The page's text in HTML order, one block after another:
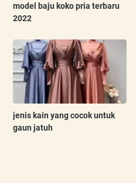
model baju koko pria terbaru
2022
jenis kain yang cocok untuk
gaun jatuh